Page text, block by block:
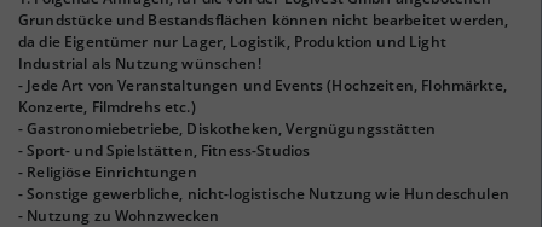
Grundstücke und Bestandsflächen können nicht bearbeitet werden,
da die Eigentümer nur Lager, Logistik, Produktion und Light
Industrial als Nutzung wünschen!
- Jede Art von Veranstaltungen und Events (Hochzeiten, Flohmärkte,
Konzerte, Filmdrehs etc.)
- Gastronomiebetriebe, Diskotheken, Vergnügungsstätten
- Sport- und Spielstätten, Fitness-Studios
- Religiöse Einrichtungen
- Sonstige gewerbliche, nicht-logistische Nutzung wie Hundeschulen
- Nutzung zu Wohnzwecken